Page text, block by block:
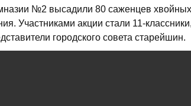
№2 высадили 80 саженцев
Участниками акции стали 11-
городского совета старейшин.